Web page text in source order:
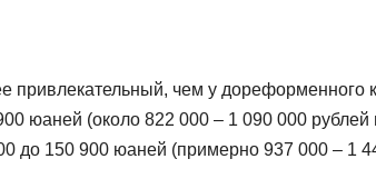
привлекательный, чем у
юаней (около 822 000 – 1 090 000 рублей
до 150 900 юаней (примерно 937 000 – 1